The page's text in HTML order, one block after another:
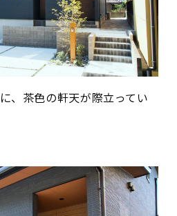
、茶色の軒天が際立ってい